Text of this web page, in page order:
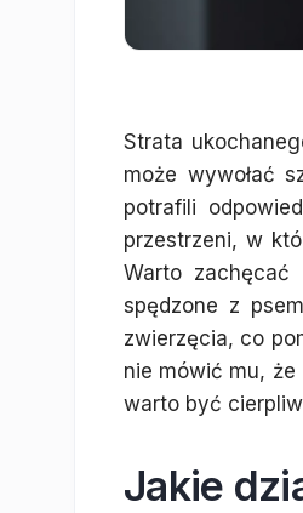
Strata
może wywołać
potrafili
przestrzeni, w
Warto
spędzone z
zwierzęcia, co
nie mówić mu, że
warto być
Jakie